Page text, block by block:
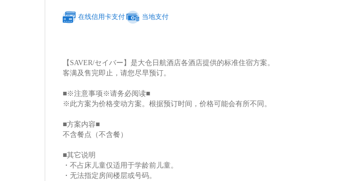
在线信用卡支付 当地支付
【SAVER/セイバー】是大仓日航酒店各酒店提供的标准住宿方案。
客满及售完即止，请您尽早预订。
■※注意事项※请务必阅读■
※此方案为价格变动方案。根据预订时间，价格可能会有所不同。
■方案内容■
不含餐点（不含餐）
■其它说明
・不占床儿童仅适用于学龄前儿童。
・无法指定房间楼层或号码。